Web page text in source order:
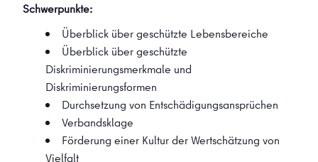
Schwerpunkte:
Überblick über geschützte Lebensbereiche
Überblick über geschützte
Diskriminierungsmerkmale und
Diskriminierungsformen
Durchsetzung von Entschädigungsansprüchen
Verbandsklage
Förderung einer Kultur der Wertschätzung von
Vielfalt